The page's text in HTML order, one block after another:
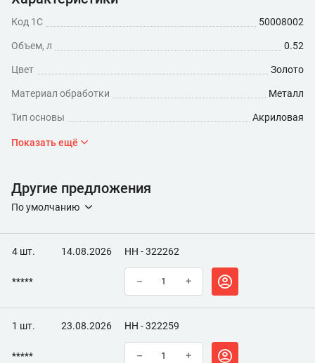
Код 1С 50008002
Объем, л 0.52
Цвет Золото
Материал обработки Металл
Тип основы Акриловая
Минимальный расход (мл/кв.м)
Показать ещё
Другие предложения
По умолчанию
4 шт. 14.08.2026 НН - 322262
***** – +
1 шт. 23.08.2026 НН - 322259
***** – +